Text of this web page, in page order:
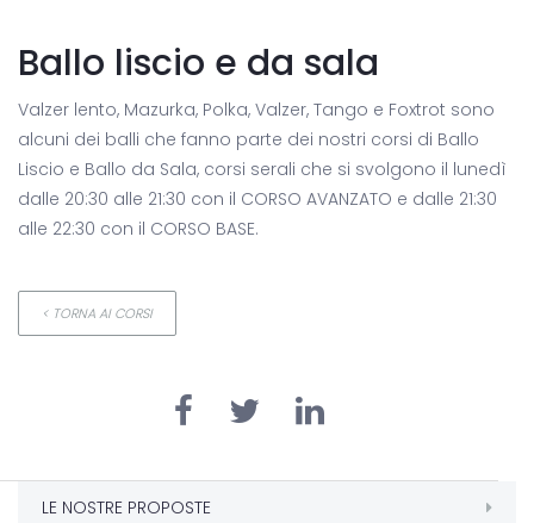
Ballo liscio e da sala
Valzer lento, Mazurka, Polka, Valzer, Tango e Foxtrot sono
alcuni dei balli che fanno parte dei nostri corsi di Ballo
Liscio e Ballo da Sala, corsi serali che si svolgono il lunedì
dalle 20:30 alle 21:30 con il CORSO AVANZATO e dalle 21:30
alle 22:30 con il CORSO BASE.
< TORNA AI CORSI
LE NOSTRE PROPOSTE